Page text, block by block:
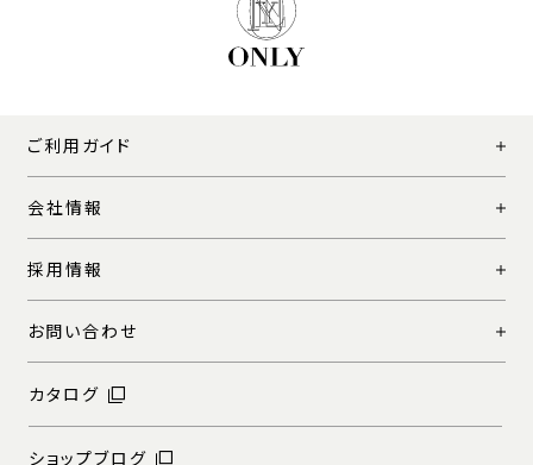
ご利用ガイド
会社情報
採用情報
お問い合わせ
カタログ
ショップブログ